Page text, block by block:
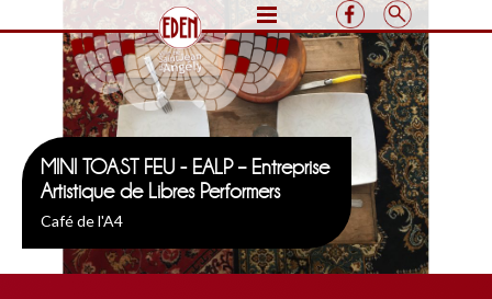
MINI TOAST FEU - EALP – Entreprise
Artistique de Libres Performers
Café de l'A4